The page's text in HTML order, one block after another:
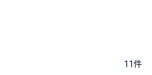
11件